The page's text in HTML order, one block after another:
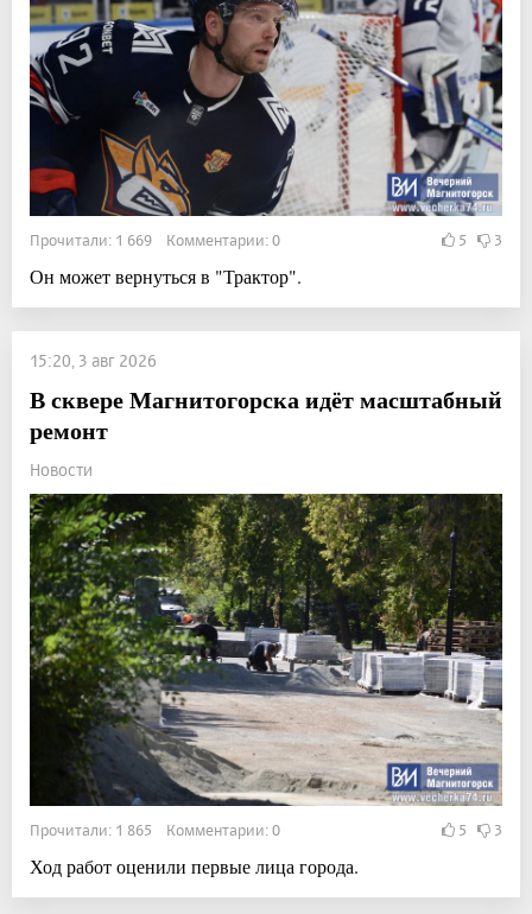
Прочитали: 1 669 Комментарии: 0 5 3
Он может вернуться в "Трактор".
15:20, 3 авг 2026
В сквере Магнитогорска идёт масштабный
ремонт
Новости
Прочитали: 1 865 Комментарии: 0 5 3
Ход работ оценили первые лица города.